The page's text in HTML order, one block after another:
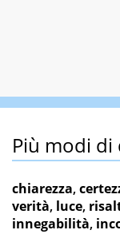
Più modi di
chiarezza,
verità, luce,
innegabilità,